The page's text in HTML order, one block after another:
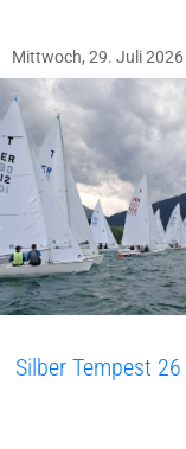
Mittwoch, 29. Juli 2026
Silber Tempest 26